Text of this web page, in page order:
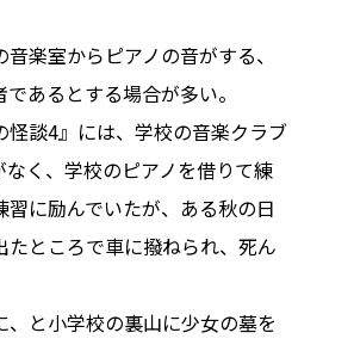
楽室からピアノの音がする、
あるとする場合が多い。
談4』には、学校の音楽クラブ
く、学校のピアノを借りて練
に励んでいたが、ある秋の日
ところで車に撥ねられ、死ん
と小学校の裏山に少女の墓を